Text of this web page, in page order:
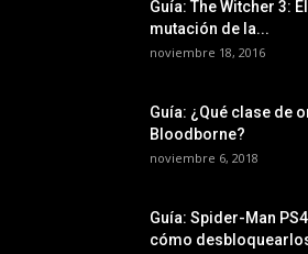
Guía: The Witcher 3:
mutación de la...
noviembre 18, 2016
Guía: ¿Qué clase de
Bloodborne?
noviembre 6, 2018
Guía: Spider-Man
cómo